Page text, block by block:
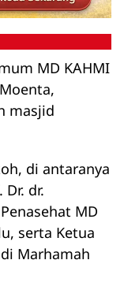
MD KAHMI
masjid
di antaranya
dr.
MD
serta Ketua
Marhamah